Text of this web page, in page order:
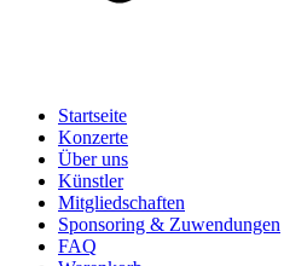
Startseite
Konzerte
Über uns
Künstler
Mitgliedschaften
Sponsoring & Zuwendungen
FAQ